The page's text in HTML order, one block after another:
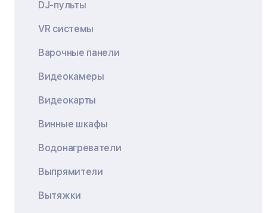
DJ-пульты
VR системы
Варочные панели
Видеокамеры
Видеокарты
Винные шкафы
Водонагреватели
Выпрямители
Вытяжки